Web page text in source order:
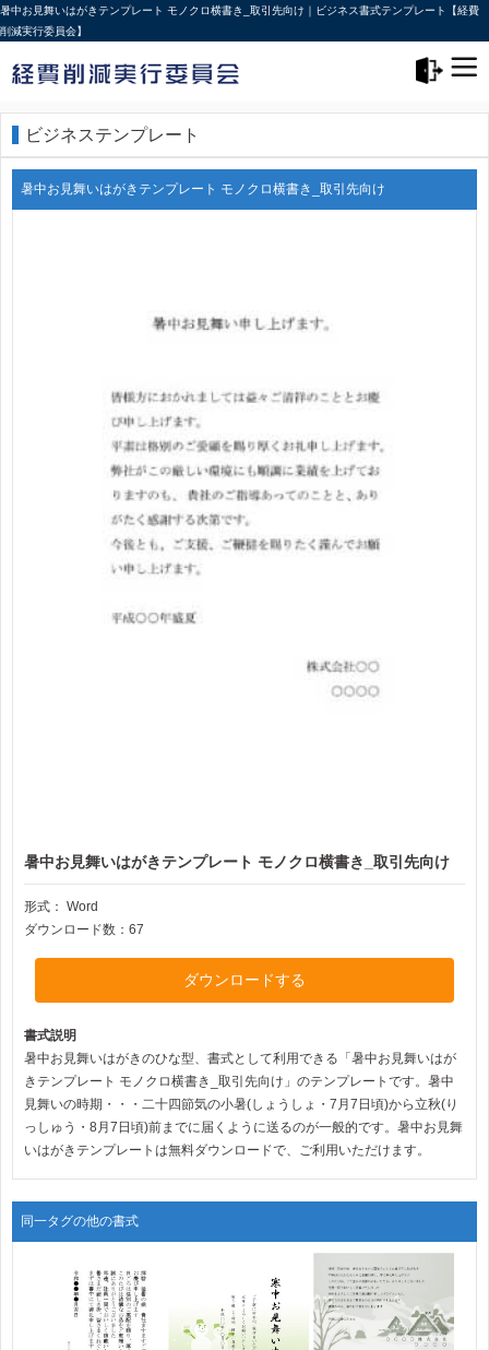
暑中お見舞いはがきテンプレート モノクロ横書き_取引先向け｜ビジネス書式テンプレート【経費
削減実行委員会】
ビジネステンプレート
暑中お見舞いはがきテンプレート モノクロ横書き_取引先向け
暑中お見舞いはがきテンプレート モノクロ横書き_取引先向け
形式： Word
ダウンロード数：67
ダウンロードする
書式説明
暑中お見舞いはがきのひな型、書式として利用できる「暑中お見舞いはが
きテンプレート モノクロ横書き_取引先向け」のテンプレートです。暑中
見舞いの時期・・・二十四節気の小暑(しょうしょ・7月7日頃)から立秋(り
っしゅう・8月7日頃)前までに届くように送るのが一般的です。暑中お見舞
いはがきテンプレートは無料ダウンロードで、ご利用いただけます。
同一タグの他の書式